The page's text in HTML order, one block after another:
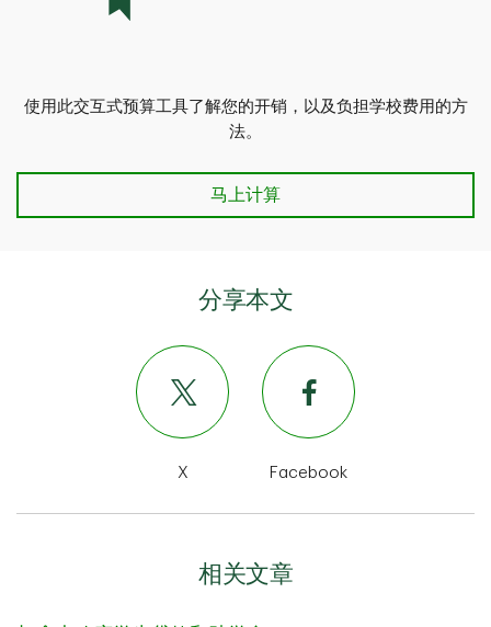
使用此交互式预算工具了解您的开销，以及负担学校费用的方
法。
TD学生预算计算器
马上计算
分享本文
X Facebook
相关文章